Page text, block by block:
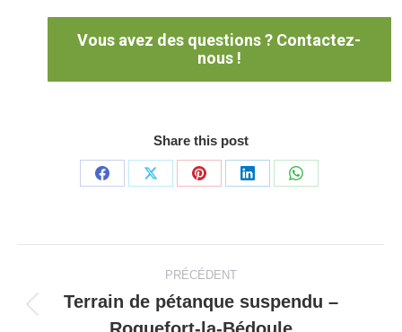
Vous avez des questions ? Contactez-
nous !
Share this post
PartagerPartagerPartagerPartagerPartager
Navigation
de
PRÉCÉDENT
Onglet
Terrain de pétanque suspendu –